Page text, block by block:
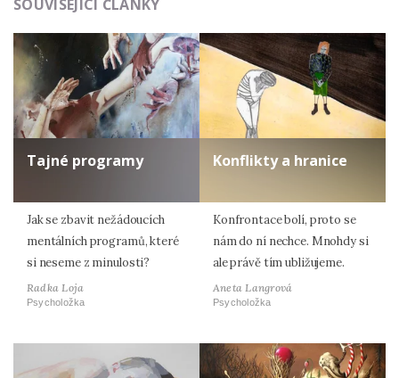
údajů.
SOUVISEJÍCÍ ČLÁNKY
Tajné programy
Jak se zbavit nežádoucích
mentálních programů, které
si neseme z minulosti?
Radka Loja
Psycholožka
Konflikty a hranice
Konfrontace bolí, proto se
nám do ní nechce. Mnohdy si
ale právě tím ubližujeme.
Aneta Langrová
Psycholožka